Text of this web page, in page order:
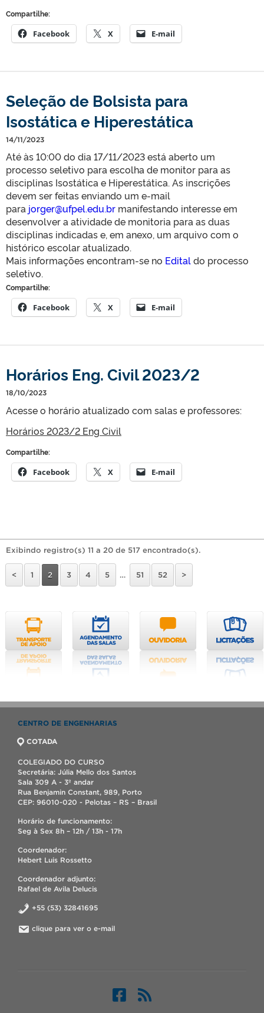
Compartilhe:
Facebook X E-mail
Seleção de Bolsista para
Isostática e Hiperestática
14/11/2023
Até às 10:00 do dia 17/11/2023 está aberto um
processo seletivo para escolha de monitor para as
disciplinas Isostática e Hiperestática. As inscrições
devem ser feitas enviando um e-mail
para jorger@ufpel.edu.br manifestando interesse em
desenvolver a atividade de monitoria para as duas
disciplinas indicadas e, em anexo, um arquivo com o
histórico escolar atualizado.
Mais informações encontram-se no Editaldo processo
seletivo.
Compartilhe:
Facebook X E-mail
Horários Eng. Civil 2023/2
18/10/2023
Acesse o horário atualizado com salas e professores:
Horários 2023/2 Eng Civil
Compartilhe:
Facebook X E-mail
Exibindo registro(s) 11 a 20 de 517 encontrado(s).
< 1 2 3 4 5 … 51 52 >
CENTRO DE ENGENHARIAS
COTADA
COLEGIADO DO CURSO
Secretária: Júlia Mello dos Santos
Sala 309 A - 3º andar
Rua Benjamin Constant, 989, Porto
CEP: 96010-020 - Pelotas – RS – Brasil
Horário de funcionamento:
Seg à Sex 8h – 12h / 13h - 17h
Coordenador:
Hebert Luis Rossetto
Coordenador adjunto:
Rafael de Avila Delucis
+55 (53) 32841695
clique para ver o e-mail